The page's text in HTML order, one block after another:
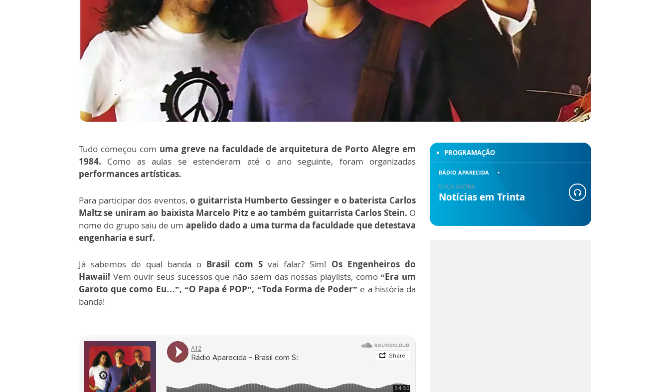
Tudo começou com uma greve na faculdade de arquitetura de Porto Alegre em
1984. Como as aulas se estenderam até o ano seguinte, foram organizadas
performances artísticas.
Para participar dos eventos, o guitarrista Humberto Gessinger e o baterista Carlos
Maltz se uniram ao baixista Marcelo Pitz e ao também guitarrista Carlos Stein. O
nome do grupo saiu de um apelido dado a uma turma da faculdade que detestava
engenharia e surf.
Já sabemos de qual banda o Brasil com S vai falar? Sim! Os Engenheiros do
Hawaii! Vem ouvir seus sucessos que não saem das nossas playlists, como“Era um
Garoto que como Eu…”, “O Papa é POP”, “Toda Forma de Poder” e a história da
banda!
PROGRAMAÇÃO
RÁDIO APARECIDA
OUÇA AGORA
Notícias em Trinta